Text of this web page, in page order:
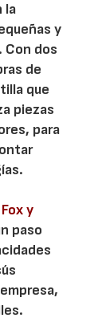
la
y
Con dos
de
que
piezas
para
y
paso